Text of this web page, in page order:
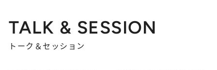
TALK & SESSION
トーク＆セッション